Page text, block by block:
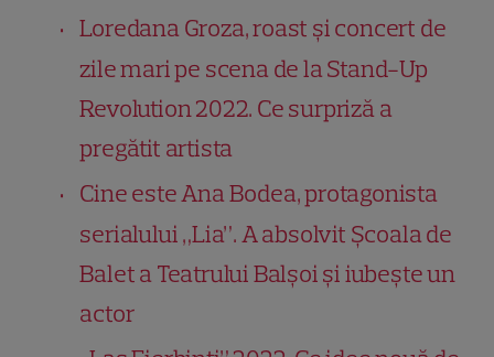
Loredana Groza, roast și concert de
zile mari pe scena de la Stand-Up
Revolution 2022. Ce surpriză a
pregătit artista
Cine este Ana Bodea, protagonista
serialului „Lia”. A absolvit Şcoala de
Balet a Teatrului Balşoi și iubește un
actor